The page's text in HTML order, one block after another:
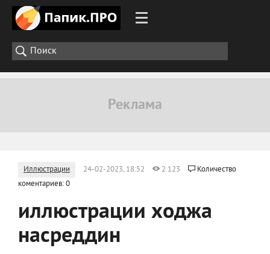
Иллюстрации 24-02-2023, 18:52 2 123
Количество
коментариев: 0
иллюстрации ходжа
насреддин